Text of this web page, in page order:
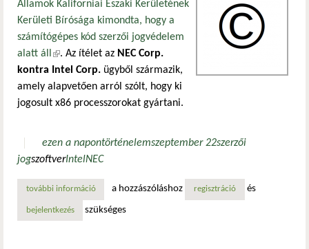
Államok Kaliforniai Északi Kerületének
Kerületi Bírósága kimondta, hogy a
számítógépes kód szerzői jogvédelem
alatt áll
(külső hivatkozás)
. Az ítélet az NEC Corp.
kontra Intel Corp. ügyből származik,
amely alapvetően arról szólt, hogy ki
jogosult x86 processzorokat gyártani.
ezen a napontörténelemszeptember 22szerzői
jogszoftverIntelNEC
további információa számítógépes kód szerzői jogi védelem alatt áll
a hozzászóláshoz regisztráció és
bejelentkezés szükséges